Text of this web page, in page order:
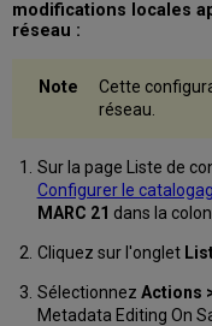
modifications locales
réseau :
Cette
réseau.
Sur la page Liste de
Configurer le
MARC 21 dans la
Cliquez sur l'onglet
Sélectionnez Actions
Metadata Editing On